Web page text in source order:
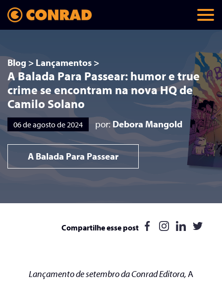
Blog > Lançamentos >
A Balada Para Passear: humor e true
crime se encontram na nova HQ de
Camilo Solano
06 de agosto de 2024 por:Debora Mangold
A Balada Para Passear
Compartilhe esse post
Lançamento de setembro da Conrad Editora,A